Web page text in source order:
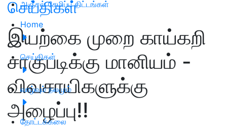
அஞ்சல் சேமிப்பு திட்டங்கள்
Home
செய்திகள்
வாழ்வும் நலமும்
தோட்டக்கலை
செய்திகள்
இயற்கை முறை காய்கறி
சாகுபடிக்கு மானியம் -
விவசாயிகளுக்கு
அழைப்பு!!